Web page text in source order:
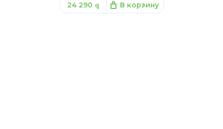
24 290 q В корзину